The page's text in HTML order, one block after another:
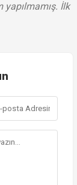
yapılmamış. İlk